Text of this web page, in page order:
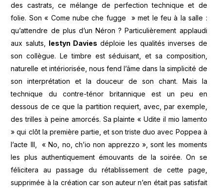
des castrats, ce mélange de perfection technique et de
folie. Son « Come nube che fugge » met le feu à la salle :
qu’attendre de plus d’un Néron ? Particulièrement applaudi
aux saluts, Iestyn Davies déploie les qualités inverses de
son collègue. Le timbre est séduisant, et sa composition,
naturelle et intériorisée, nous fend l’âme dans la simplicité de
son interprétation et la douceur de son chant. Mais la
technique du contre-ténor britannique est un peu en
dessous de ce que la partition requiert, avec, par exemple,
des trilles à peine amorcés. Sa plainte « Udite il mio lamento
» qui clôt la première partie, et son triste duo avec Poppea à
l’acte III, « No, no, ch’io non apprezzo », sont les moments
les plus authentiquement émouvants de la soirée. On se
félicitera au passage du rétablissement de cette page,
supprimée à la création car son auteur n’en était pas satisfait